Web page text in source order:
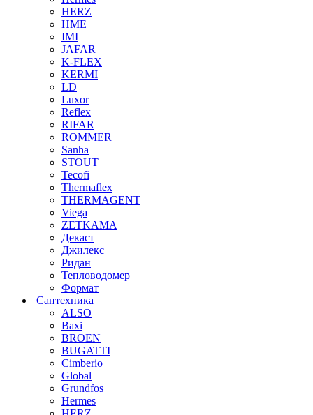
HERZ
HME
IMI
JAFAR
K-FLEX
KERMI
LD
Luxor
Reflex
RIFAR
ROMMER
Sanha
STOUT
Tecofi
Thermaflex
THERMAGENT
Viega
ZETKAMA
Декаст
Джилекс
Ридан
Тепловодомер
Формат
Сантехника
ALSO
Baxi
BROEN
BUGATTI
Cimberio
Global
Grundfos
Hermes